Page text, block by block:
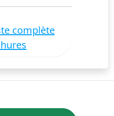
complète